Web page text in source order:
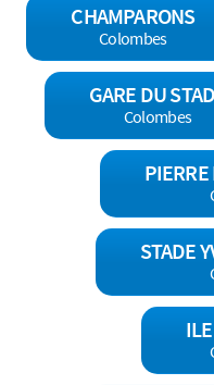
CHAMPARONS
Colombes
GARE DU
Colombes
STADE